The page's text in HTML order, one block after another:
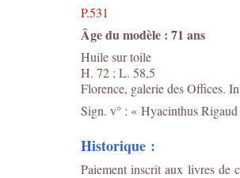
P.531
Âge du modèle : 71 ans
Huile sur toile
H. 72 ; L. 58,5
Florence, galerie des Offices.
Sign. v° : « Hyacinthus
Historique :
Paiement inscrit aux livres de